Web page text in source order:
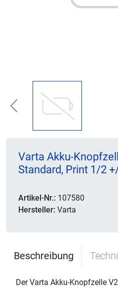
Previous
Varta Akku-
Standard, Print 1/2
Artikel-Nr.: 107580
Hersteller: Varta
Beschreibung
Der Varta Akku-Knopfzelle